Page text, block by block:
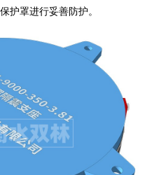
护罩进行妥善防护。